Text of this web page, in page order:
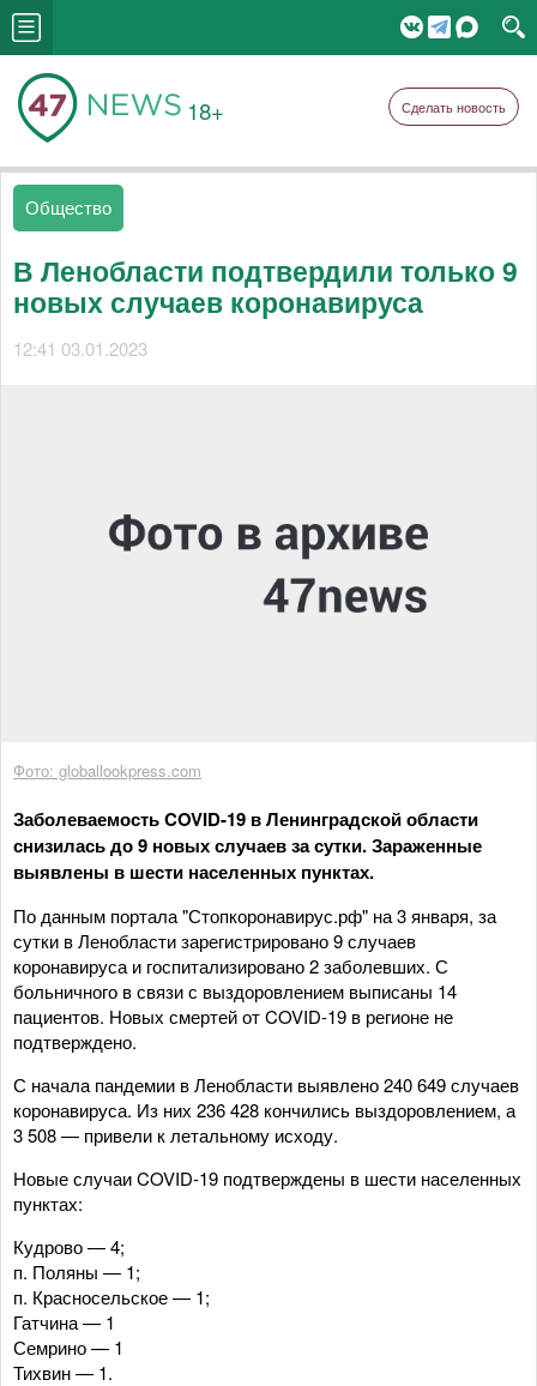
18+ Сделать новость
Общество
В Ленобласти подтвердили только 9
новых случаев коронавируса
12:41 03.01.2023
Фото: globallookpress.com
Заболеваемость COVID-19 в Ленинградской области
снизилась до 9 новых случаев за сутки. Зараженные
выявлены в шести населенных пунктах.
По данным портала "Стопкоронавирус.рф" на 3 января, за
сутки в Ленобласти зарегистрировано 9 случаев
коронавируса и госпитализировано 2 заболевших. С
больничного в связи с выздоровлением выписаны 14
пациентов. Новых смертей от COVID-19 в регионе не
подтверждено.
С начала пандемии в Ленобласти выявлено 240 649 случаев
коронавируса. Из них 236 428 кончились выздоровлением, а
3 508 — привели к летальному исходу.
Новые случаи COVID-19 подтверждены в шести населенных
пунктах:
Кудрово — 4;
п. Поляны — 1;
п. Красносельское — 1;
Гатчина — 1
Семрино — 1
Тихвин — 1.